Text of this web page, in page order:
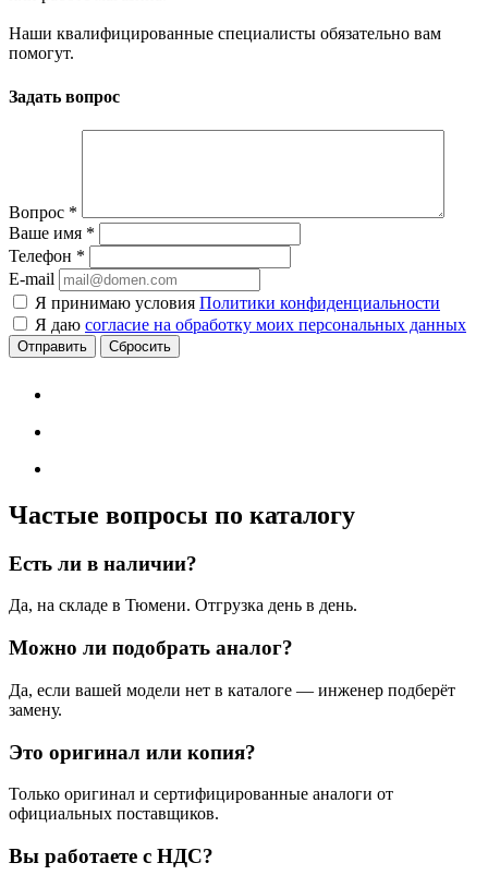
Наши квалифицированные специалисты обязательно вам
помогут.
Задать вопрос
Вопрос *
Ваше имя *
Телефон *
E-mail
Я принимаю условия Политики конфиденциальности
Я даю согласие на обработку моих персональных данных
Сбросить
Частые вопросы по каталогу
Есть ли в наличии?
Да, на складе в Тюмени. Отгрузка день в день.
Можно ли подобрать аналог?
Да, если вашей модели нет в каталоге — инженер подберёт
замену.
Это оригинал или копия?
Только оригинал и сертифицированные аналоги от
официальных поставщиков.
Вы работаете с НДС?